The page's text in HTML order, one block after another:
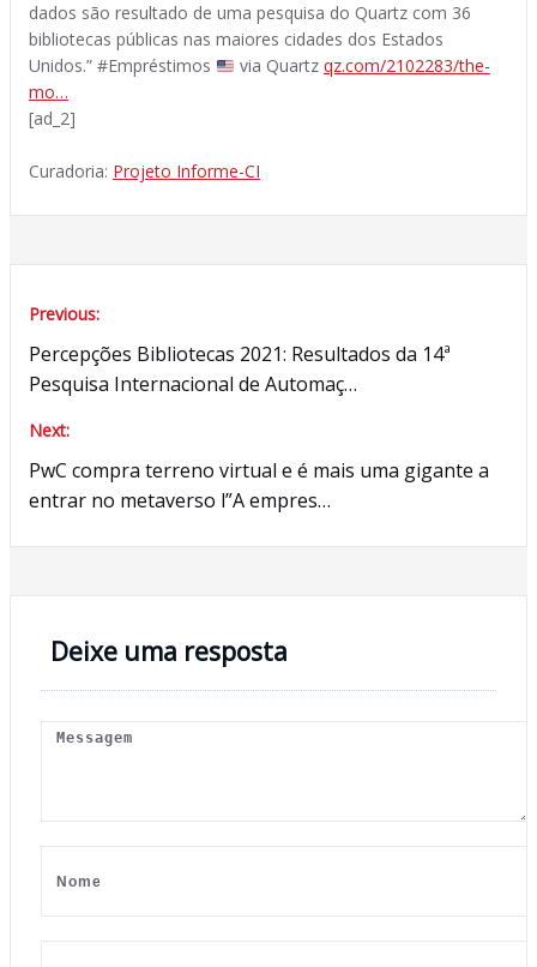
dados são resultado de uma pesquisa do Quartz com 36
bibliotecas públicas nas maiores cidades dos Estados
Unidos.” #Empréstimos
via Quartz qz.com/2102283/the-
mo…
[ad_2]
Curadoria: Projeto Informe-CI
Navegação
de
Post
Previous:
Percepções Bibliotecas 2021: Resultados da 14ª
Pesquisa Internacional de Automaç…
Next:
PwC compra terreno virtual e é mais uma gigante a
entrar no metaverso l”A empres…
Deixe uma resposta